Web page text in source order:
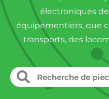
électroniques
équipementiers, que
transports, des